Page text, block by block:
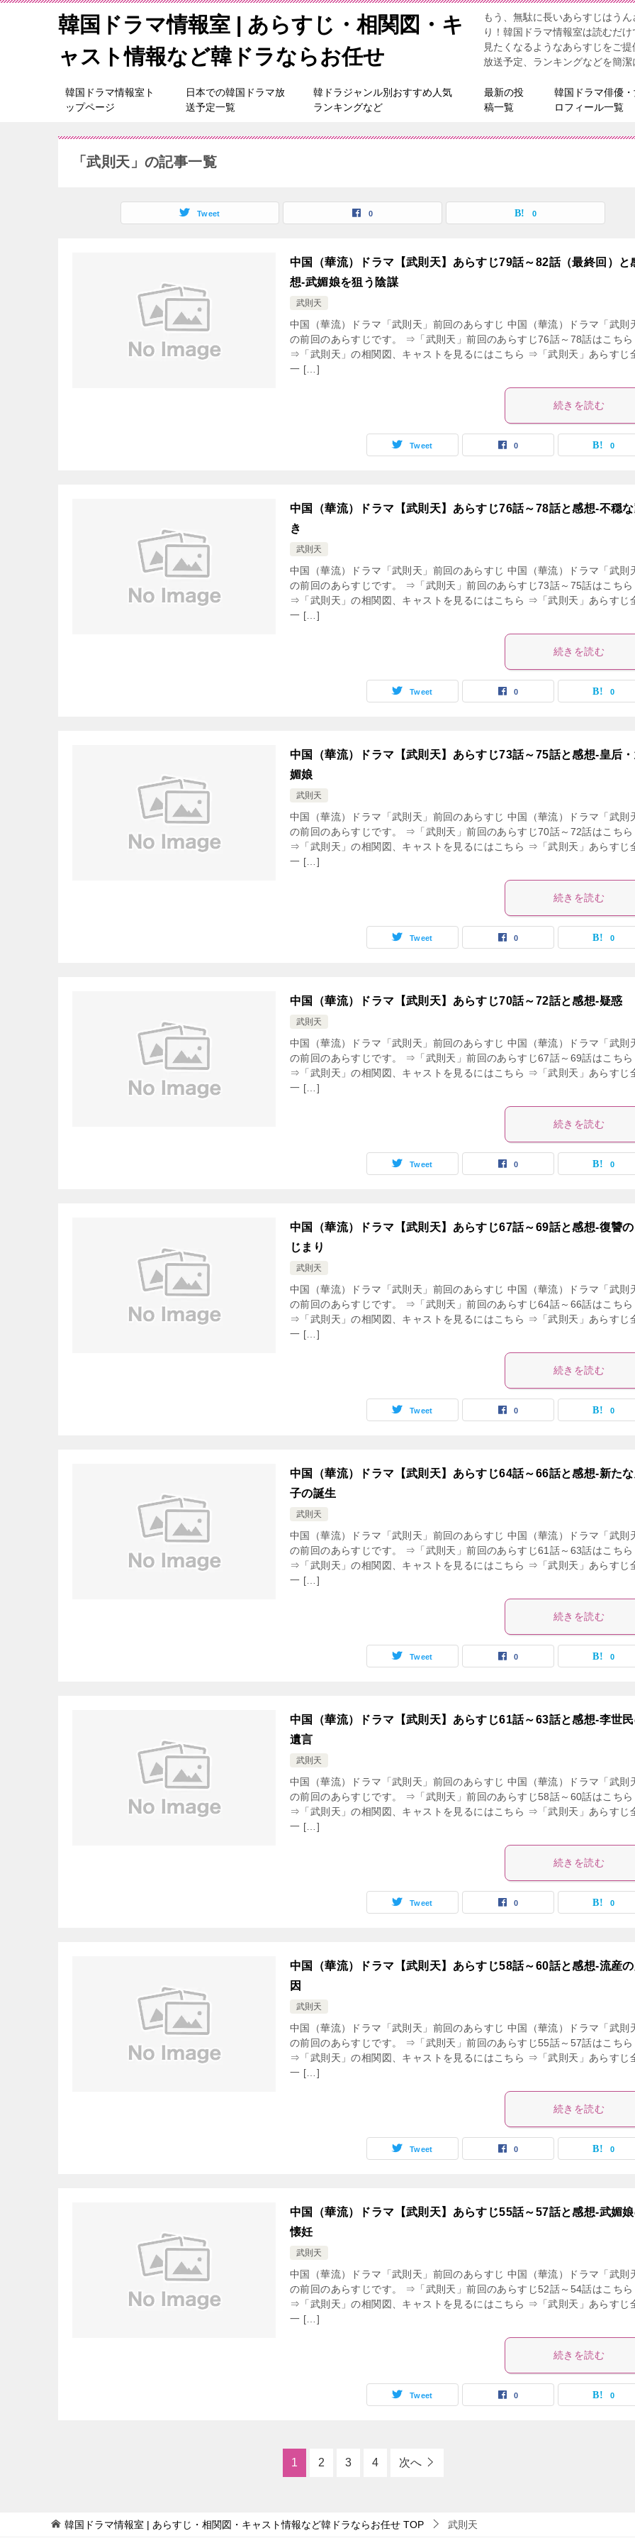
韓国ドラマ情報室 | あらすじ・相関図・キ
ャスト情報など韓ドラならお任せ
もう、無駄に長いあらすじはう
り！韓国ドラマ情報室は読むだ
見たくなるようなあらすじをご
放送予定、ランキングなどを簡
韓国ドラマ情報室ト
ップページ
日本での韓国ドラマ放
送予定一覧
韓ドラジャンル別おすすめ人気
ランキングなど
最新の投
稿一覧
韓国ドラマ俳優
ロフィール一覧
「武則天」の記事一覧
Tweet 0 0
中国（華流）ドラマ【武則天】あらすじ79話～82話（最終回）と
想-武媚娘を狙う陰謀
武則天
中国（華流）ドラマ「武則天」前回のあらすじ 中国（華流）ドラマ「武則
の前回のあらすじです。 ⇒「武則天」前回のあらすじ76話～78話はこちら
⇒「武則天」の相関図、キャストを見るにはこちら ⇒「武則天」あらすじ
一 […]
続きを読む
Tweet 0 0
中国（華流）ドラマ【武則天】あらすじ76話～78話と感想-不穏
き
武則天
中国（華流）ドラマ「武則天」前回のあらすじ 中国（華流）ドラマ「武則
の前回のあらすじです。 ⇒「武則天」前回のあらすじ73話～75話はこちら
⇒「武則天」の相関図、キャストを見るにはこちら ⇒「武則天」あらすじ
一 […]
続きを読む
Tweet 0 0
中国（華流）ドラマ【武則天】あらすじ73話～75話と感想-皇后
媚娘
武則天
中国（華流）ドラマ「武則天」前回のあらすじ 中国（華流）ドラマ「武則
の前回のあらすじです。 ⇒「武則天」前回のあらすじ70話～72話はこちら
⇒「武則天」の相関図、キャストを見るにはこちら ⇒「武則天」あらすじ
一 […]
続きを読む
Tweet 0 0
中国（華流）ドラマ【武則天】あらすじ70話～72話と感想-疑惑
武則天
中国（華流）ドラマ「武則天」前回のあらすじ 中国（華流）ドラマ「武則
の前回のあらすじです。 ⇒「武則天」前回のあらすじ67話～69話はこちら
⇒「武則天」の相関図、キャストを見るにはこちら ⇒「武則天」あらすじ
一 […]
続きを読む
Tweet 0 0
中国（華流）ドラマ【武則天】あらすじ67話～69話と感想-復讐
じまり
武則天
中国（華流）ドラマ「武則天」前回のあらすじ 中国（華流）ドラマ「武則
の前回のあらすじです。 ⇒「武則天」前回のあらすじ64話～66話はこちら
⇒「武則天」の相関図、キャストを見るにはこちら ⇒「武則天」あらすじ
一 […]
続きを読む
Tweet 0 0
中国（華流）ドラマ【武則天】あらすじ64話～66話と感想-新た
子の誕生
武則天
中国（華流）ドラマ「武則天」前回のあらすじ 中国（華流）ドラマ「武則
の前回のあらすじです。 ⇒「武則天」前回のあらすじ61話～63話はこちら
⇒「武則天」の相関図、キャストを見るにはこちら ⇒「武則天」あらすじ
一 […]
続きを読む
Tweet 0 0
中国（華流）ドラマ【武則天】あらすじ61話～63話と感想-李世
遺言
武則天
中国（華流）ドラマ「武則天」前回のあらすじ 中国（華流）ドラマ「武則
の前回のあらすじです。 ⇒「武則天」前回のあらすじ58話～60話はこちら
⇒「武則天」の相関図、キャストを見るにはこちら ⇒「武則天」あらすじ
一 […]
続きを読む
Tweet 0 0
中国（華流）ドラマ【武則天】あらすじ58話～60話と感想-流産
因
武則天
中国（華流）ドラマ「武則天」前回のあらすじ 中国（華流）ドラマ「武則
の前回のあらすじです。 ⇒「武則天」前回のあらすじ55話～57話はこちら
⇒「武則天」の相関図、キャストを見るにはこちら ⇒「武則天」あらすじ
一 […]
続きを読む
Tweet 0 0
中国（華流）ドラマ【武則天】あらすじ55話～57話と感想-武媚
懐妊
武則天
中国（華流）ドラマ「武則天」前回のあらすじ 中国（華流）ドラマ「武則
の前回のあらすじです。 ⇒「武則天」前回のあらすじ52話～54話はこちら
⇒「武則天」の相関図、キャストを見るにはこちら ⇒「武則天」あらすじ
一 […]
続きを読む
Tweet 0 0
1 2 3 4 次へ
韓国ドラマ情報室 | あらすじ・相関図・キャスト情報など韓ドラならお任せ TOP 武則天